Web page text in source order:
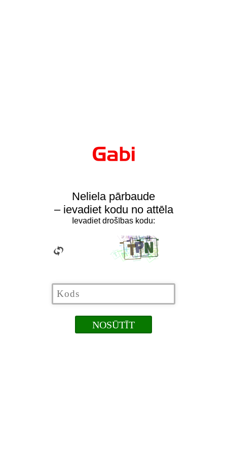
Neliela pārbaude
– ievadiet kodu no attēla
Ievadiet drošības kodu: